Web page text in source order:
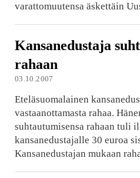
varattomuutensa äskettäin
Kansanedustaja
rahaan
03.10.2007
Eteläsuomalainen
vastaanottamasta rahaa.
suhtautumisensa rahaan tuli
kansanedustajalle 30 euroa
Kansanedustajan mukaan